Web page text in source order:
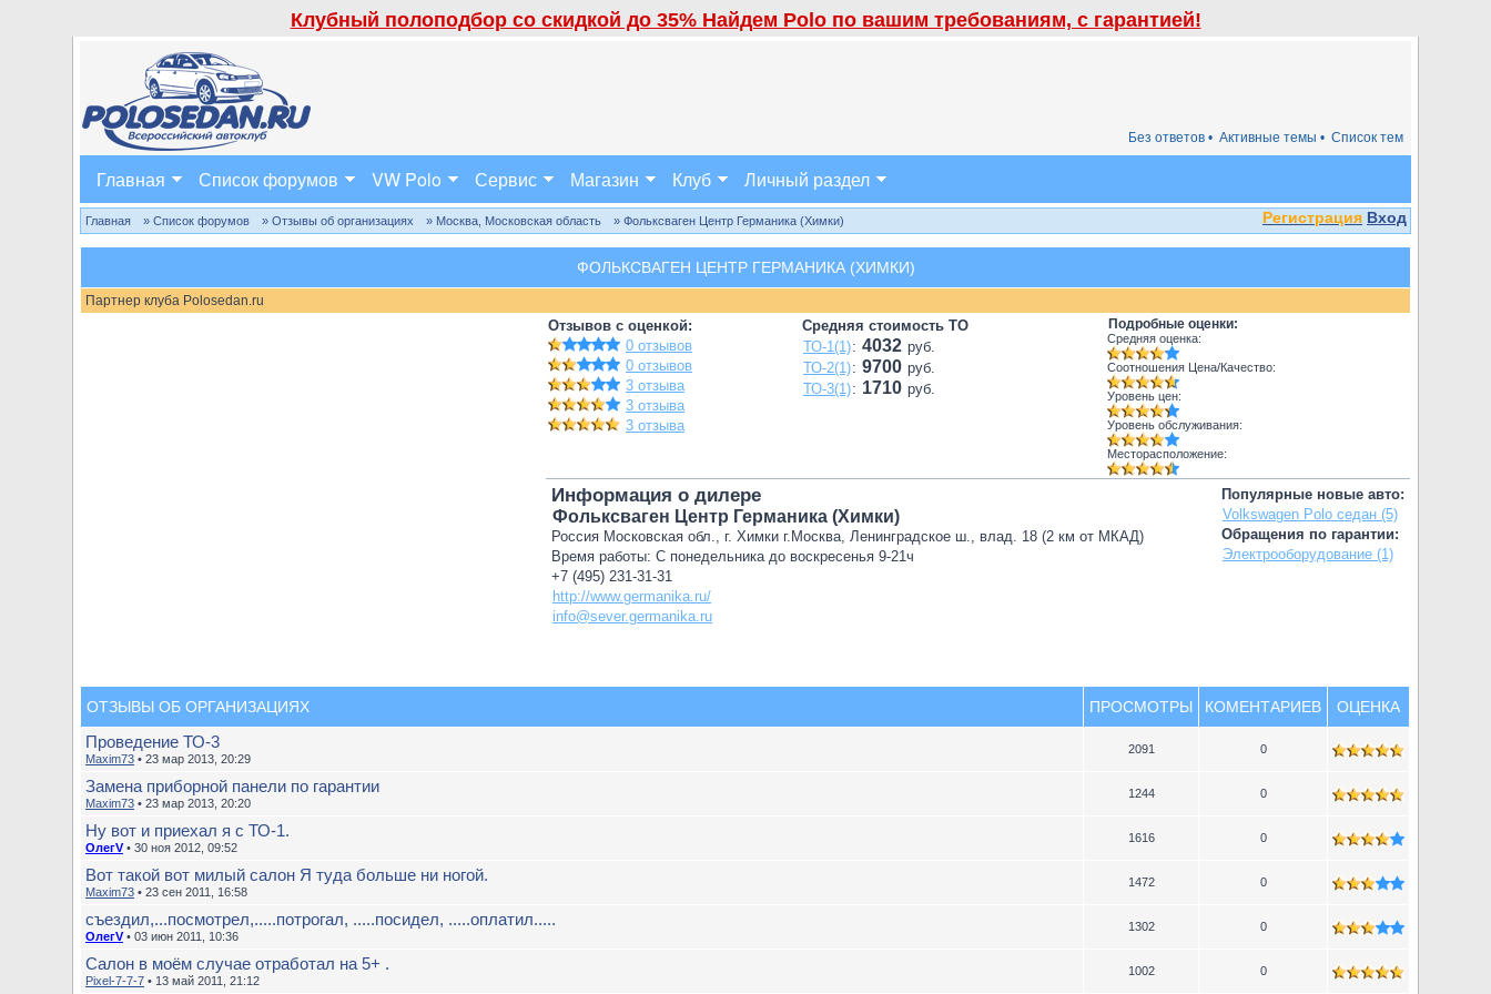
Клубный полоподбор со скидкой до 35% Найдем Polo по вашим требованиям, с гарантией!
Список тем
Активные темы •
Без ответов •
Главная Список форумов VW Polo Сервис Магазин Клуб Личный раздел
Регистрация Вход
Главная » Список форумов » Отзывы об организациях » Москва, Московская область » Фольксваген Центр Германика (Химки)
ФОЛЬКСВАГЕН ЦЕНТР ГЕРМАНИКА (ХИМКИ)
Партнер клуба Polosedan.ru
Отзывов с оценкой:
0 отзывов
0 отзывов
3 отзыва
3 отзыва
3 отзыва
Средняя стоимость ТО
ТО-1(1): 4032 руб.
ТО-2(1): 9700 руб.
ТО-3(1): 1710 руб.
Подробные оценки:
Средняя оценка:
Соотношения Цена/Качество:
Уровень цен:
Уровень обслуживания:
Месторасположение:
Популярные новые авто:
Volkswagen Polo седан (5)
Обращения по гарантии:
Электрооборудование (1)
Информация о дилере
Фольксваген Центр Германика (Химки)
Россия Московская обл., г. Химки г.Москва, Ленинградское ш., влад. 18 (2 км от МКАД)
Время работы: С понедельника до воскресенья 9-21ч
+7 (495) 231-31-31
http://www.germanika.ru/
info@sever.germanika.ru
ОТЗЫВЫ ОБ ОРГАНИЗАЦИЯХ ПРОСМОТРЫ КОМЕНТАРИЕВ ОЦЕНКА
Проведение ТО-3
Maxim73 • 23 мар 2013, 20:29
2091 0
Замена приборной панели по гарантии
Maxim73 • 23 мар 2013, 20:20
1244 0
Ну вот и приехал я с ТО-1.
ОлегV• 30 ноя 2012, 09:52
1616 0
Вот такой вот милый салон Я туда больше ни ногой.
Maxim73 • 23 сен 2011, 16:58
1472 0
съездил,...посмотрел,.....потрогал, .....посидел, .....оплатил.....
ОлегV• 03 июн 2011, 10:36
1302 0
Салон в моём случае отработал на 5+ .
Pixel-7-7-7 • 13 май 2011, 21:12
1002 0